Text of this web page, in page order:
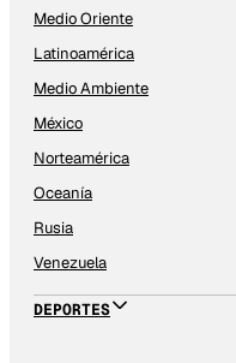
Medio Oriente
Latinoamérica
Medio Ambiente
México
Norteamérica
Oceanía
Rusia
Venezuela
DEPORTES